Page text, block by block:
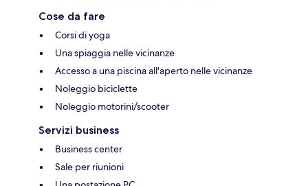
Cose da fare
Corsi di yoga
Una spiaggia nelle vicinanze
Accesso a una piscina all'aperto nelle vicinanze
Noleggio biciclette
Noleggio motorini/scooter
Servizi business
Business center
Sale per riunioni